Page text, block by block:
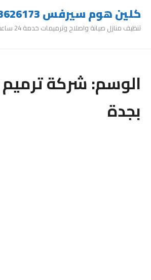
كلين هوم سيرفس 0543626173
تنظيف منازل صيانة واصلاح وترميمات خدمة 24 ساعة عمالة مميزة
الوسم:شركة ترميم
بجدة